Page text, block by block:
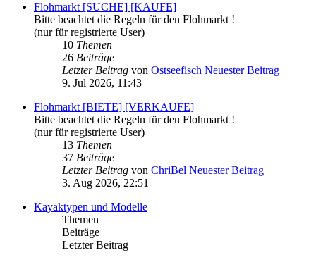
Flohmarkt [SUCHE] [KAUFE]
Bitte beachtet die Regeln für den Flohmarkt !
(nur für registrierte User)
10 Themen
26 Beiträge
Letzter Beitrag von Ostseefisch Neuester Beitrag
9. Jul 2026, 11:43
Flohmarkt [BIETE] [VERKAUFE]
Bitte beachtet die Regeln für den Flohmarkt !
(nur für registrierte User)
13 Themen
37 Beiträge
Letzter Beitrag von ChriBel Neuester Beitrag
3. Aug 2026, 22:51
Kayaktypen und Modelle
Themen
Beiträge
Letzter Beitrag